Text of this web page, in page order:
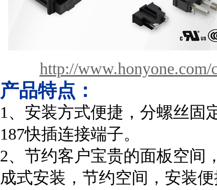
http://www.honyone.com/
产品特点：
1、安装方式便捷，分螺丝固
187快插连接端子。
2、节约客户宝贵的面板空间
成式安装，节约空间，安装